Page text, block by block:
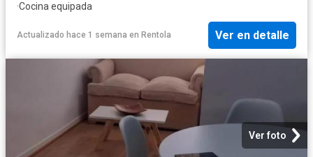
·Cocina equipada
Actualizado hace 1 semana en Rentola Ver en detalle
Ver foto